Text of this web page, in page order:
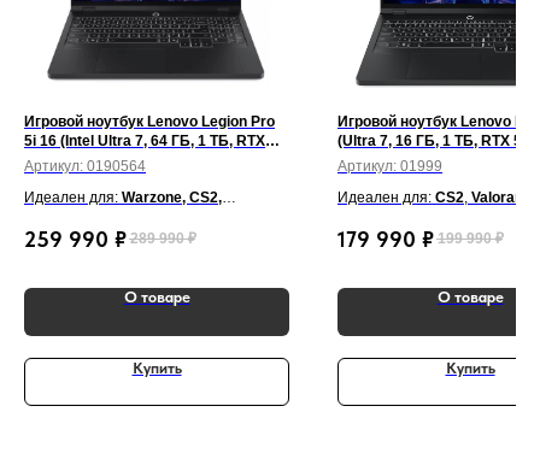
Игровой ноутбук Lenovo Legion Pro
5i 16 (Intel Ultra 7, 64 ГБ, 1 ТБ, RTX
5070, Win 11) Черный
Артикул: 0190564
Идеален для: Warzone, CS2,
Blender, Autodesk 3ds Max, Adobe
Photoshop, DaVinci Resolve, Unreal
259 990 ₽ 289 990 ₽
О товаре
Купить
Игровой ноутбук Lenovo
(Ultra 7, 16 ГБ, 1 ТБ, RTX
Гц, Win 11) Черный
Артикул: 01999
Идеален для: CS2, Valorant
Blender,Cinema 4D,
179 990 ₽ 199 990 ₽
О товаре
Купить